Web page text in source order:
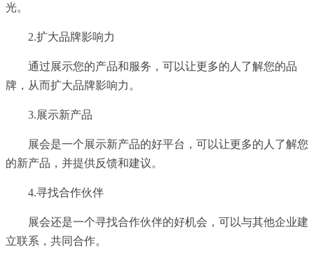
光。
2.扩大品牌影响力
通过展示您的产品和服务，可以让更多的人了解您的品
牌，从而扩大品牌影响力。
3.展示新产品
展会是一个展示新产品的好平台，可以让更多的人了解您
的新产品，并提供反馈和建议。
4.寻找合作伙伴
展会还是一个寻找合作伙伴的好机会，可以与其他企业建
立联系，共同合作。